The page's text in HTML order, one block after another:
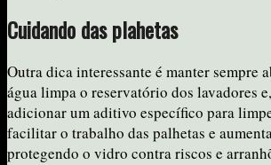
Cuidando das plahetas
Outra dica interessante é manter sempre
água limpa o reservatório dos lavadores
adicionar um aditivo específico para
facilitar o trabalho das palhetas e
protegendo o vidro contra riscos e